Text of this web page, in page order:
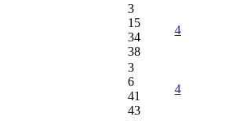
3
15
34
38
4
3
6
41
43
4